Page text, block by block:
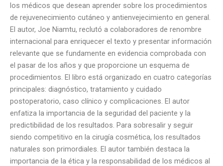
los médicos que desean aprender sobre los procedimientos
de rejuvenecimiento cutáneo y antienvejecimiento en general.
El autor, Joe Niamtu, reclutó a colaboradores de renombre
internacional para enriquecer el texto y presentar información
relevante que se fundamente en evidencia comprobada con
el pasar de los años y que proporcione un esquema de
procedimientos. El libro está organizado en cuatro categorías
principales: diagnóstico, tratamiento y cuidado
postoperatorio, caso clínico y complicaciones. El autor
enfatiza la importancia de la seguridad del paciente y la
predictibilidad de los resultados. Para sobresalir y seguir
siendo competitivo en la cirugía cosmética, los resultados
naturales son primordiales. El autor también destaca la
importancia de la ética y la responsabilidad de los médicos al